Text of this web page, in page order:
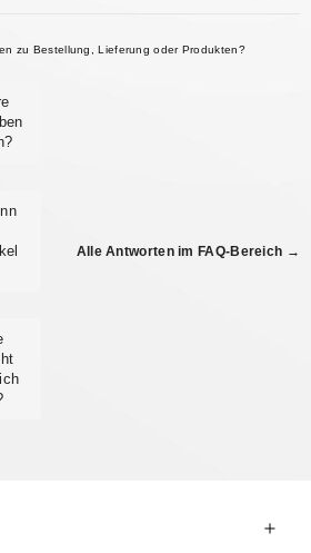
zu Bestellung, Lieferung oder Produkten?
Alle Antworten im FAQ-Bereich →